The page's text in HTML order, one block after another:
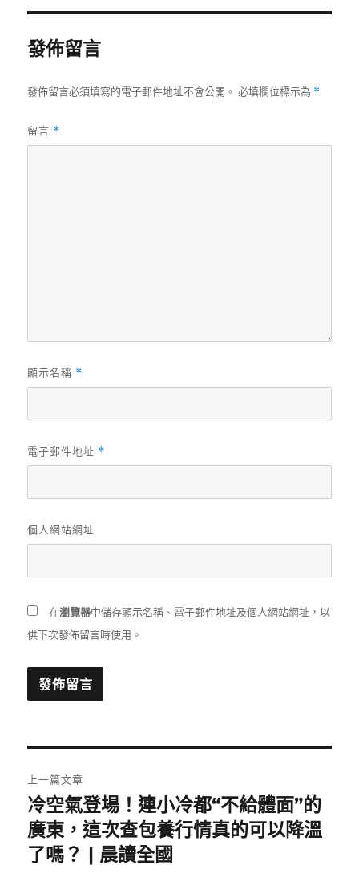
發佈留言
發佈留言必須填寫的電子郵件地址不會公開。 必填欄位標示為 *
留言 *
顯示名稱 *
電子郵件地址 *
個人網站網址
在瀏覽器中儲存顯示名稱、電子郵件地址及個人網站網址，以
供下次發佈留言時使用。
章
導
覽
上一篇文章
上
一
篇
冷空氣登場！連小冷都“不給體面”的
廣東，這次查包養行情真的可以降溫
了嗎？ | 晨讀全國